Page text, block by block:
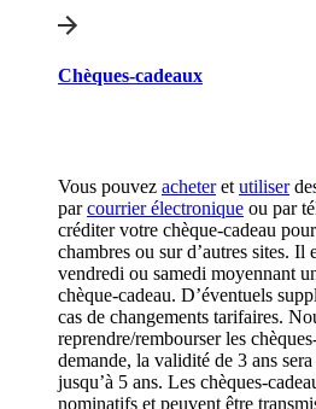
Chèques-cadeaux
Vous pouvez acheteret utiliser
parcourrier électronique ou par
créditer votre chèque-cadeau
chambres ou sur d’autres sites. Il
vendredi ou samedi moyennant
chèque-cadeau. D’éventuels
cas de changements tarifaires.
reprendre/rembourser les
demande, la validité de 3 ans
jusqu’à 5 ans. Les chèques-
nominatifs et peuvent être